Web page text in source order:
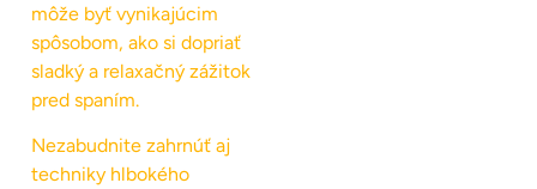
môže byť vynikajúcim
spôsobom, ako si dopriať
sladký a relaxačný zážitok
pred spaním.
Nezabudnite zahrnúť aj
techniky hlbokého